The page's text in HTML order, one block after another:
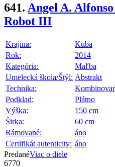
641. Angel A.
Robot III
Krajina:
Kuba
Rok:
2014
Kategória:
Maľba
Umelecká škola/Štýl: Abstrakt
Technika:
Podklad:
Plátno
Výška:
150 cm
Širka:
60 cm
Rámované:
áno
Certifikát autenticity: áno
PredanéViac o diele
6770